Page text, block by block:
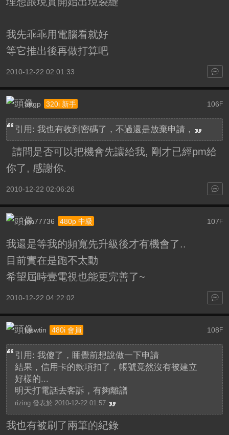
我先乖乖用電腦看就好
等它推出後再做打算吧
2010-12-22 02:01:33
106 F
angp 320i 新手
引用: 我也有收到密碼了，不過還是放棄申請，
請問是否可以把機會先讓給我, 剛才已經pm給
你了, 感謝你.
2010-12-22 02:06:26
107 F
jen77736 480p 中級
我還是等我的頻寬先升級後才有機會了..
目前實在是跑不太動
希望屆時壹電視也能更完善了~
2010-12-22 04:22:02
108 F
luswtin 480i 會員
引用: 我傻了，睡覺前想說做一下申請
結果，信用卡的款項扣了，帳號竟然沒有被建立
好樣的...
明天打電話去客訴，有夠離譜
rizing 發表於 2010-12-22 01:57
我也有被刷了兩筆的紀錄